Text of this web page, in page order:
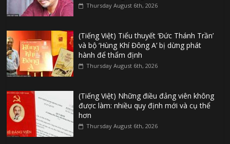
Thursday August 6th, 2026
(Tiếng Việt) Tiểu thuyết ‘Đức Thánh Trần’
và bộ ‘Hùng Khí Đông A’ bị dừng phát
hành để thẩm định
Thursday August 6th, 2026
(Tiếng Việt) Những điều đảng viên không
được làm: nhiều quy định mới và cụ thể
hơn
Thursday August 6th, 2026